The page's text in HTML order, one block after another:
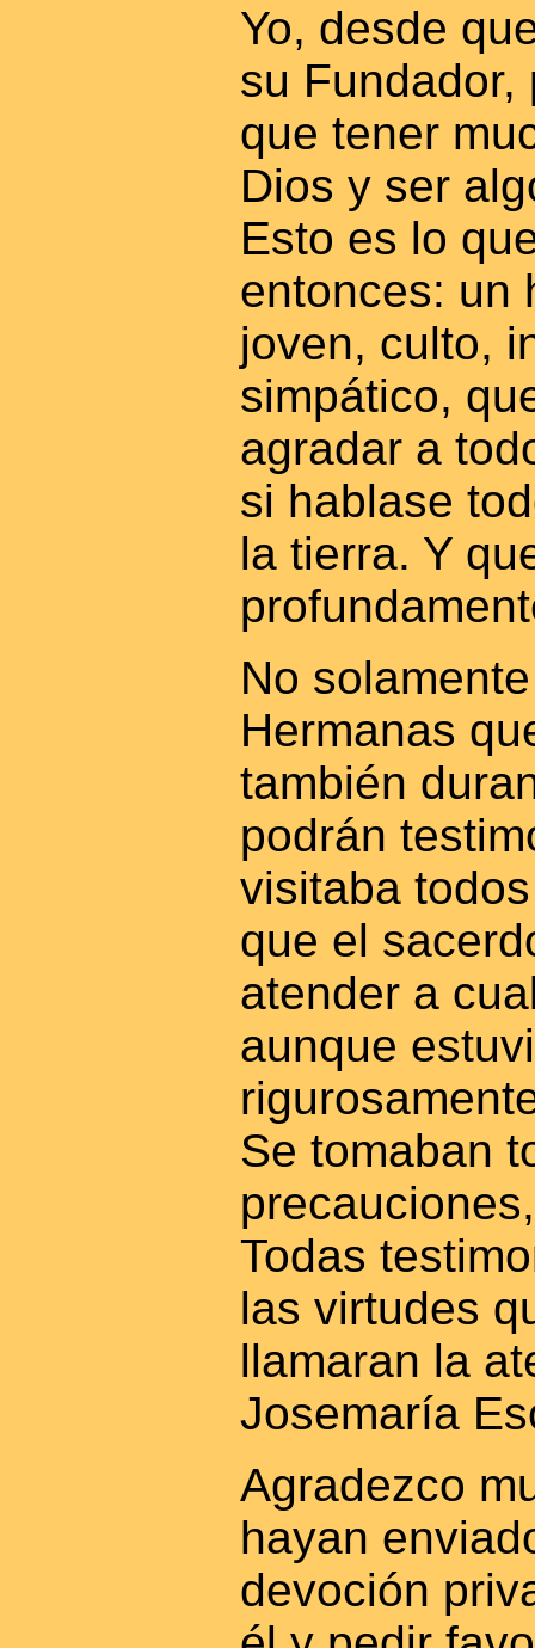
Yo, desde
su
que tener
Dios y ser
Esto es lo
entonces: un
joven, culto,
simpático,
agradar a
si hablase
la tierra. Y
No
Hermanas
también
podrán
visitaba
que el
atender a
aunque
Se tomaban
Todas
las virtudes
llamaran la
Josemaría
Agradezco
hayan
devoción